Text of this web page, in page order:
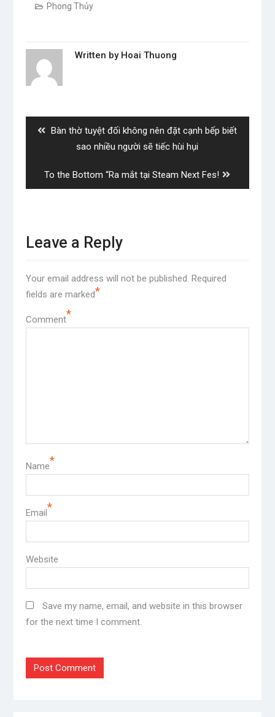
Phong Thủy
Written by Hoai Thuong
Previous
Bàn thờ tuyệt đối không nên đặt cạnh bếp biết
sao nhiều người sẽ tiếc hùi hụi
Next
post:
To the Bottom “Ra mắt tại Steam Next Fes!
Leave a Reply
Your email address will not be published. Required
fields are marked*
Comment*
Name*
Email*
Website
Save my name, email, and website in this browser
for the next time I comment.